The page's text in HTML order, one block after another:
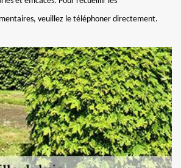
veuillez le téléphoner directement.